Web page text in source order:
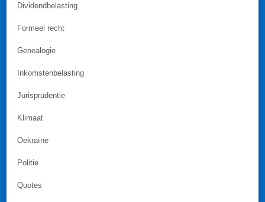
Dividendbelasting
Formeel recht
Genealogie
Inkomstenbelasting
Jurisprudentie
Klimaat
Oekraïne
Politie
Quotes